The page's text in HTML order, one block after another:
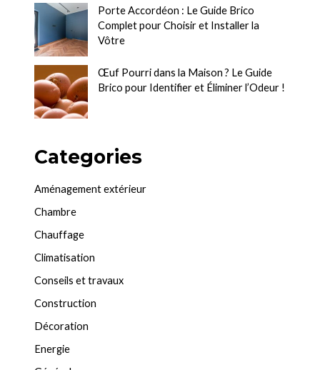
Porte Accordéon : Le Guide Brico
Complet pour Choisir et Installer la
Vôtre
Œuf Pourri dans la Maison ? Le Guide
Brico pour Identifier et Éliminer l’Odeur !
Categories
Aménagement extérieur
Chambre
Chauffage
Climatisation
Conseils et travaux
Construction
Décoration
Energie